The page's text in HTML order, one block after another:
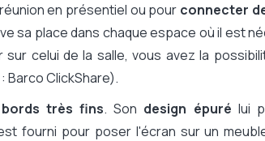
smartphone, Payante via logiciel PC
en présentiel ou pour connecter
sa place dans chaque espace où il est
celui de la salle, vous avez la
Barco ClickShare).
bords très fins. Son design épuré lui
fourni pour poser l'écran sur un